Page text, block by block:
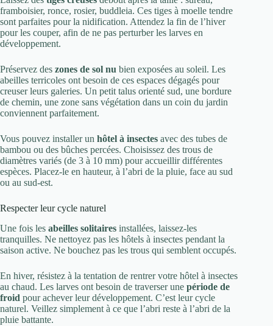
framboisier, ronce, rosier, buddleia. Ces tiges à moelle tendre
sont parfaites pour la nidification. Attendez la fin de l’hiver
pour les couper, afin de ne pas perturber les larves en
développement.
Préservez des zones de sol nu bien exposées au soleil. Les
abeilles terricoles ont besoin de ces espaces dégagés pour
creuser leurs galeries. Un petit talus orienté sud, une bordure
de chemin, une zone sans végétation dans un coin du jardin
conviennent parfaitement.
Vous pouvez installer un hôtel à insectes avec des tubes de
bambou ou des bûches percées. Choisissez des trous de
diamètres variés (de 3 à 10 mm) pour accueillir différentes
espèces. Placez-le en hauteur, à l’abri de la pluie, face au sud
ou au sud-est.
Respecter leur cycle naturel
Une fois les abeilles solitaires installées, laissez-les
tranquilles. Ne nettoyez pas les hôtels à insectes pendant la
saison active. Ne bouchez pas les trous qui semblent occupés.
En hiver, résistez à la tentation de rentrer votre hôtel à insectes
au chaud. Les larves ont besoin de traverser une période de
froid pour achever leur développement. C’est leur cycle
naturel. Veillez simplement à ce que l’abri reste à l’abri de la
pluie battante.